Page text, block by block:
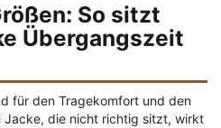
So sitzt
Übergangszeit
für den Tragekomfort und den
Jacke, die nicht richtig sitzt, wirkt